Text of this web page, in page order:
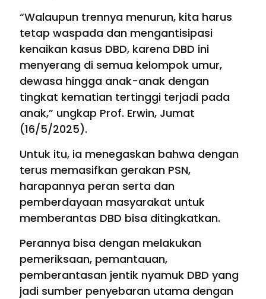
“Walaupun trennya menurun, kita harus
tetap waspada dan mengantisipasi
kenaikan kasus DBD, karena DBD ini
menyerang di semua kelompok umur,
dewasa hingga anak-anak dengan
tingkat kematian tertinggi terjadi pada
anak,” ungkap Prof. Erwin, Jumat
(16/5/2025).
Untuk itu, ia menegaskan bahwa dengan
terus memasifkan gerakan PSN,
harapannya peran serta dan
pemberdayaan masyarakat untuk
memberantas DBD bisa ditingkatkan.
Perannya bisa dengan melakukan
pemeriksaan, pemantauan,
pemberantasan jentik nyamuk DBD yang
jadi sumber penyebaran utama dengan